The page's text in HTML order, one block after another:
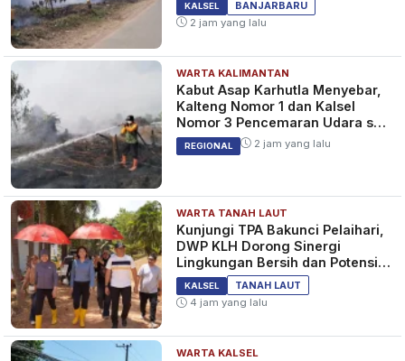
Pastikan Mudik Aman dan
Nyaman, Personel Gabungan
Siaga 24 Jam di Pos Pelayanan
Simpang Tiga Bentok
KALSEL 1 tahun yang lalu
Jumlah Pemudik Lebaran 2025
Menggunakan Kapal Pelni
Meningkat Dibanding Tahun
Lalu
EKONOMI 1 tahun yang lalu
KALSEL
BANJARBARU
2 jam yang lalu
WARTA KALIMANTAN
Kabut Asap Karhutla Menyebar,
Kalteng Nomor 1 dan Kalsel
Nomor 3 Pencemaran Udara se-
Indonesia
REGIONAL 2 jam yang lalu
WARTA TANAH LAUT
Kunjungi TPA Bakunci Pelaihari,
DWP KLH Dorong Sinergi
Lingkungan Bersih dan Potensi
Wisata Tanah Laut
KALSEL
TANAH LAUT
4 jam yang lalu
WARTA KALSEL